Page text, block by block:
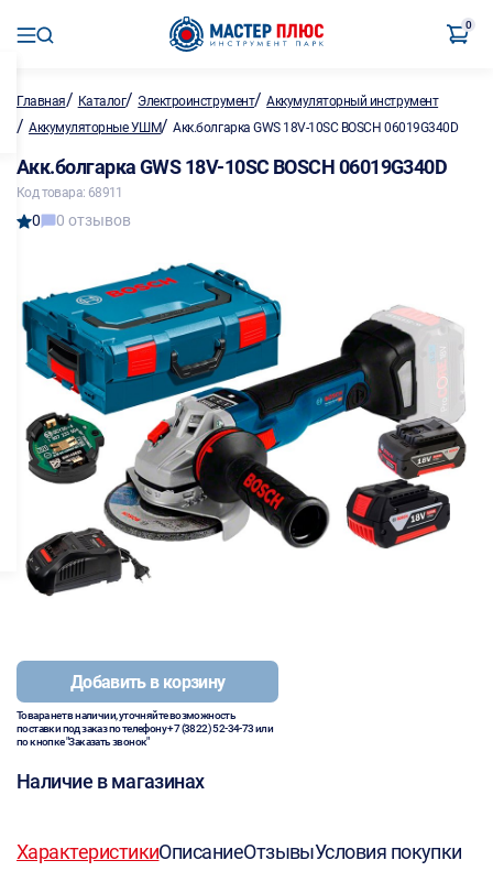
0
Главная/ Каталог/ Электроинструмент/Аккумуляторный инструмент
/ Аккумуляторные УШМ/Акк.болгарка GWS 18V-10SC BOSCH 06019G340D
Акк.болгарка GWS 18V-10SC BOSCH 06019G340D
Код товара: 68911
0 0 отзывов
Добавить в корзину
Товара нет в наличии, уточняйте возможность
поставки под заказ по телефону+7 (3822) 52-34-73или
по кнопке "Заказать звонок"
Наличие в магазинах
ХарактеристикиОписаниеОтзывыУсловия покупки